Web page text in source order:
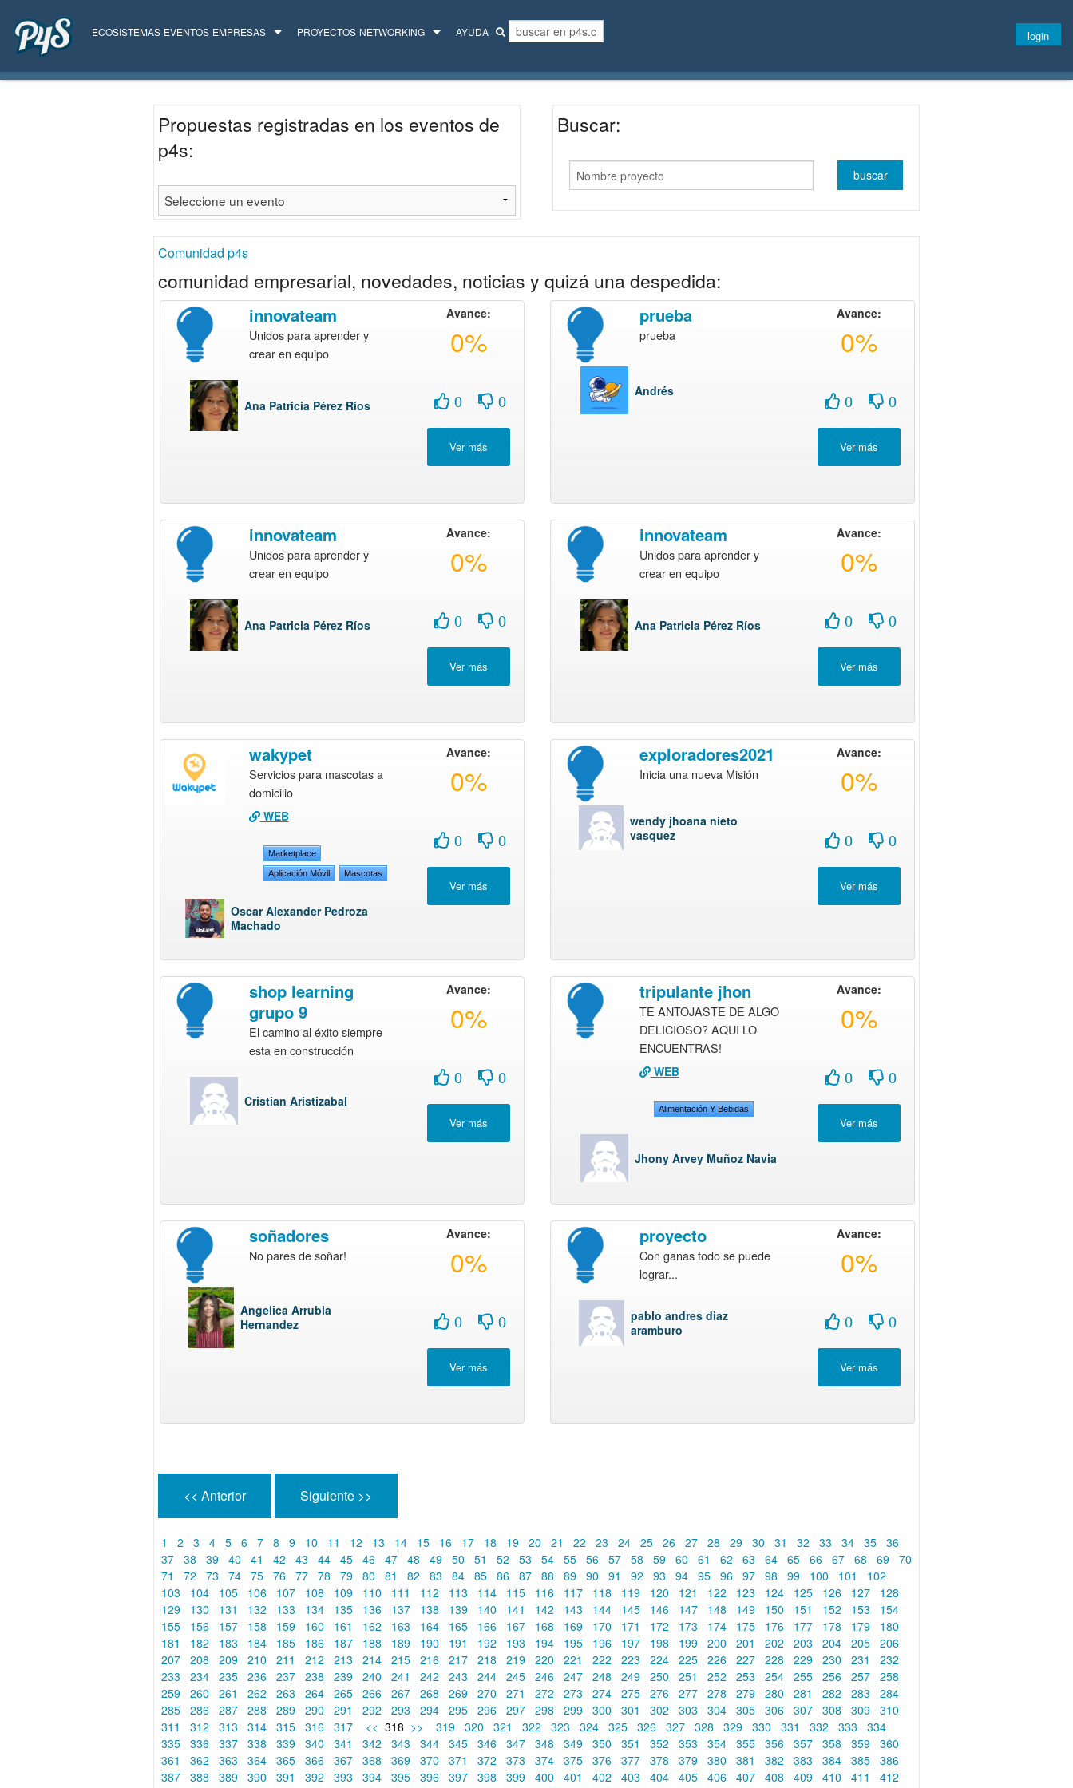
ECOSISTEMAS EVENTOS EMPRESAS PROYECTOS NETWORKING AYUDA login
Propuestas registradas en los eventos de
p4s:
Buscar:
Comunidad p4s
comunidad empresarial, novedades, noticias y quizá una despedida:
innovateam
Unidos para aprender y
crear en equipo
Ana Patricia Pérez Ríos
Avance:
0%
0 0
prueba
prueba
Andrés
Avance:
0%
0 0
innovateam
Unidos para aprender y
crear en equipo
Ana Patricia Pérez Ríos
Avance:
0%
0 0
innovateam
Unidos para aprender y
crear en equipo
Ana Patricia Pérez Ríos
Avance:
0%
0 0
wakypet
Servicios para mascotas a
domicilio
WEB
Marketplace
Aplicación Móvil Mascotas
Oscar Alexander Pedroza
Machado
Avance:
0%
0 0
exploradores2021
Inicia una nueva Misión
wendy jhoana nieto
vasquez
Avance:
0%
0 0
shop learning
grupo 9
El camino al éxito siempre
esta en construcción
Cristian Aristizabal
Avance:
0%
0 0
tripulante jhon
TE ANTOJASTE DE ALGO
DELICIOSO? AQUI LO
ENCUENTRAS!
WEB
Alimentación Y Bebidas
Jhony Arvey Muñoz Navia
Avance:
0%
0 0
soñadores
No pares de soñar!
Angelica Arrubla
Hernandez
Avance:
0%
0 0
proyecto
Con ganas todo se puede
lograr...
pablo andres diaz
aramburo
Avance:
0%
0 0
<< Anterior Siguiente >>
1 2 3 4 5 6 7 8 9 10 11 12 13 14 15 16 17 18 19 20 21 22 23 24 25 26 27 28 29 30 31 32 33 34 35 36
37 38 39 40 41 42 43 44 45 46 47 48 49 50 51 52 53 54 55 56 57 58 59 60 61 62 63 64 65 66 67 68 69 70
71
72 73 74 75 76 77 78 79 80 81 82 83 84 85 86 87 88 89 90 91 92 93 94 95 96 97 98 99 100 101
102
103
104 105 106 107 108 109 110 111 112 113 114 115 116 117 118 119 120 121 122 123 124 125 126 127
128
129
130 131 132 133 134 135 136 137 138 139 140 141 142 143 144 145 146 147 148 149 150 151 152 153
154
155
156 157 158 159 160 161 162 163 164 165 166 167 168 169 170 171 172 173 174 175 176 177 178 179
180
181
182 183 184 185 186 187 188 189 190 191 192 193 194 195 196 197 198 199 200 201 202 203 204 205 206
207 208 209 210 211 212 213 214 215 216 217 218 219 220 221 222 223 224 225 226 227 228 229 230 231
232
233
234 235 236 237 238 239 240 241 242 243 244 245 246 247 248 249 250 251 252 253 254 255 256 257 258
259 260 261 262 263 264 265 266 267 268 269 270 271 272 273 274 275 276 277 278 279 280 281 282 283
284
285 286 287 288 289 290 291 292 293 294 295 296 297 298 299 300 301 302 303 304 305 306 307 308 309 310
311
312 313 314 315 316 317 << 318 >> 319 320 321 322 323 324 325 326 327 328 329 330 331 332 333
334
335 336 337 338 339 340 341 342 343 344 345 346 347 348 349 350 351 352 353 354 355 356 357 358 359 360
361
362 363 364 365 366 367 368 369 370 371 372 373 374 375 376 377 378 379 380 381 382 383 384 385 386
387 388 389 390 391 392 393 394 395 396 397 398 399 400 401 402 403 404 405 406 407 408 409 410 411
412